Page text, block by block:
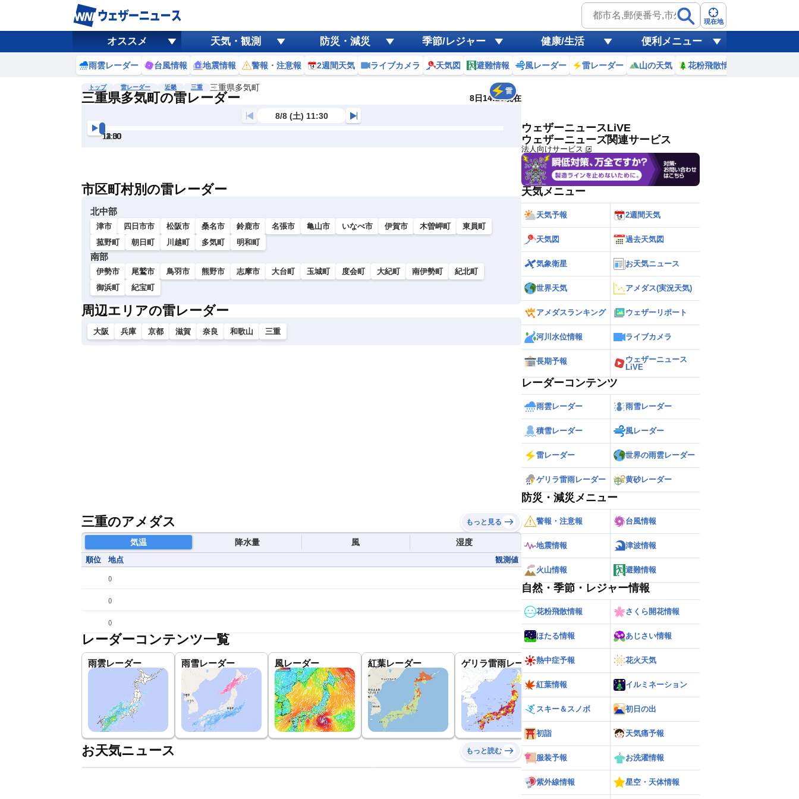
現在地
オススメ 天気・観測 防災・減災 季節/レジャー 健康/生活 便利メニュー
雨雲レーダー 台風情報 地震情報 警報・注意報 2週間天気 ライブカメラ 天気図 避難情報 風レーダー 雷レーダー 山の天気 花粉飛散情報
トップ 雷レーダー 近畿 三重 三重県多気町
三重県多気町の雷レーダー 8日14:20現在
雷
風
黄砂
天気 台風
8/8 (土) 11:30
11:30
12:00
12:30
13:00
13:30
14:00
市区町村別の雷レーダー
北中部
津市 四日市市 松阪市 桑名市 鈴鹿市 名張市 亀山市 いなべ市 伊賀市 木曽岬町
東員町
菰野町
朝日町 川越町 多気町 明和町
南部
伊勢市 尾鷲市 鳥羽市 熊野市 志摩市 大台町 玉城町 度会町 大紀町 南伊勢町
紀北町
御浜町
紀宝町
周辺エリアの雷レーダー
大阪 兵庫 京都 滋賀 奈良 和歌山 三重
三重のアメダス もっと見る
気温 降水量 風 湿度
順位 地点 観測値
()
()
()
レーダーコンテンツ一覧
雨雲レーダー 雨雪レーダー 風レーダー 紅葉レーダー ゲリラ雷雨レーダー 世界の雨雲レーダー
お天気ニュース もっと読む
ウェザーニュースLiVE
ウェザーニューズ関連サービス
法人向けサービス
天気メニュー
天気予報 2週間天気
天気図 過去天気図
気象衛星 お天気ニュース
世界天気 アメダス(実況天気)
アメダスランキング ウェザーリポート
河川水位情報 ライブカメラ
長期予報
ウェザーニュース
LiVE
レーダーコンテンツ
雨雲レーダー 雨雪レーダー
積雪レーダー 風レーダー
雷レーダー 世界の雨雲レーダー
ゲリラ雷雨レーダー 黄砂レーダー
防災・減災メニュー
警報・注意報 台風情報
地震情報 津波情報
火山情報 避難情報
自然・季節・レジャー情報
花粉飛散情報 さくら開花情報
ほたる情報 あじさい情報
熱中症予報 花火天気
紅葉情報 イルミネーション
スキー＆スノボ 初日の出
初詣 天気痛予報
服装予報 お洗濯情報
紫外線情報 星空・天体情報